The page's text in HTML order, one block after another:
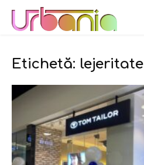
Etichetă: lejeritate